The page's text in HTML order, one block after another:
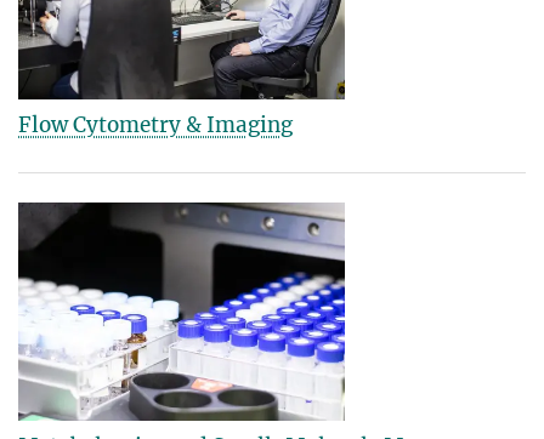
Flow Cytometry & Imaging